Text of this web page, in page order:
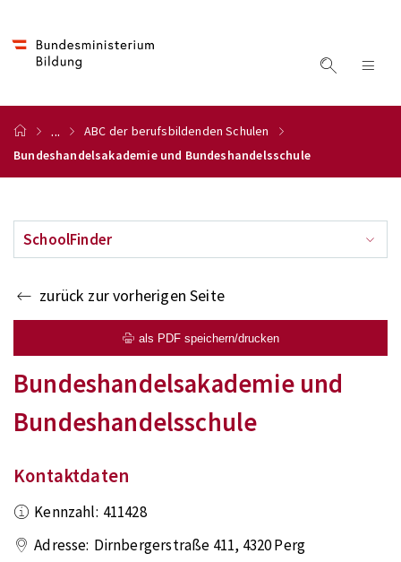
...
ABC der berufsbildenden Schulen
Bundeshandelsakademie und Bundeshandelsschule
SchoolFinder
zurück zur vorherigen Seite
als PDF speichern/drucken
Bundeshandelsakademie und
Bundeshandelsschule
Kontaktdaten
Kennzahl: 411428
Adresse: Dirnbergerstraße 411, 4320Perg